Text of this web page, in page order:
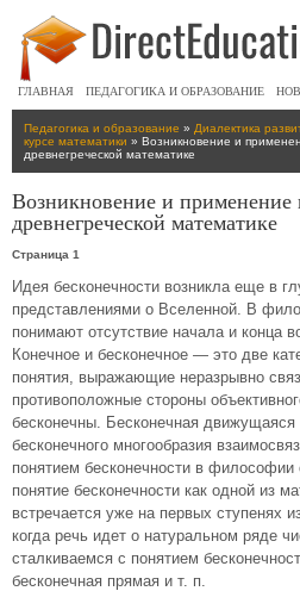
ГЛАВНАЯ ПЕДАГОГИКА И ОБРАЗОВАНИЕ
Педагогика и образование » Диалектика
курсе математики » Возникновение и
древнегреческой математике
Возникновение и применение
древнегреческой математике
Страница 1
Идея бесконечности возникла еще в
представлениями о Вселенной. В
понимают отсутствие начала и конца
Конечное и бесконечное — это две
понятия, выражающие неразрывно
противоположные стороны
бесконечны. Бесконечная
бесконечного многообразия
понятием бесконечности в философии
понятие бесконечности как одной из
встречается уже на первых ступенях
когда речь идет о натуральном ряде
сталкиваемся с понятием
бесконечная прямая и т. п.